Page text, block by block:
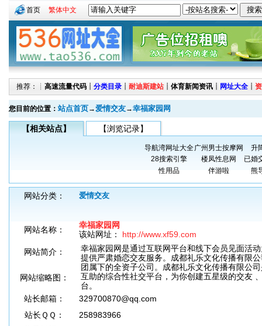
首页 繁体中文
推荐：┊ 高速流量代码 ┊ 分类目录 ┊ 耐迪斯建站 ┊ 体育新闻资讯 ┊ 网址大全 ┊
您目前的位置： 站点首页→爱情交友→幸福家园网
【相关站点】 【浏览记录】
导航湾网址大全广州男士按摩网
升
28搜索引擎
楼凤性息网
已婚
性用品
伴游啦 熊
网站分类： 爱情交友
网站名称：
幸福家园网
该站网址： http://www.xf59.com
网站简介：
幸福家园网是通过互联网平台和线下会员见面活
提供严肃婚恋交友服务。成都礼乐文化传播有限
团属下的全资子公司。成都礼乐文化传播有限公
互助的综合性社交平台，为你创建五星级的交友
台。
网站缩略图：
站长邮箱：
329700870@qq.com
站长ＱＱ：
258983966